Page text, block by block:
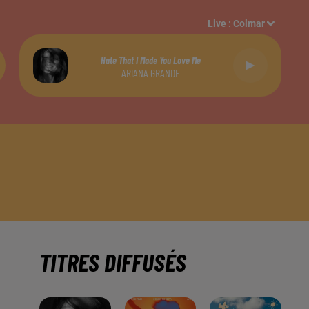
Live :Colmar
Hate That I Made You Love Me
ARIANA GRANDE
TITRES DIFFUSÉS